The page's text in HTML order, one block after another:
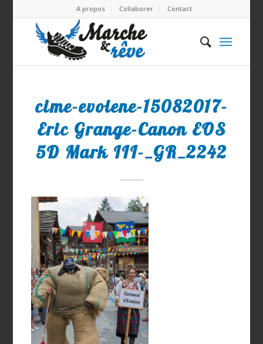
A propos Collaborer Contact
cime-evolene-15082017-
Eric Grange-Canon EOS
5D Mark III-_GR_2242